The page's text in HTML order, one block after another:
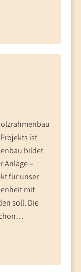
ist
bildet
Anlage –
für unser
mit
soll. Die